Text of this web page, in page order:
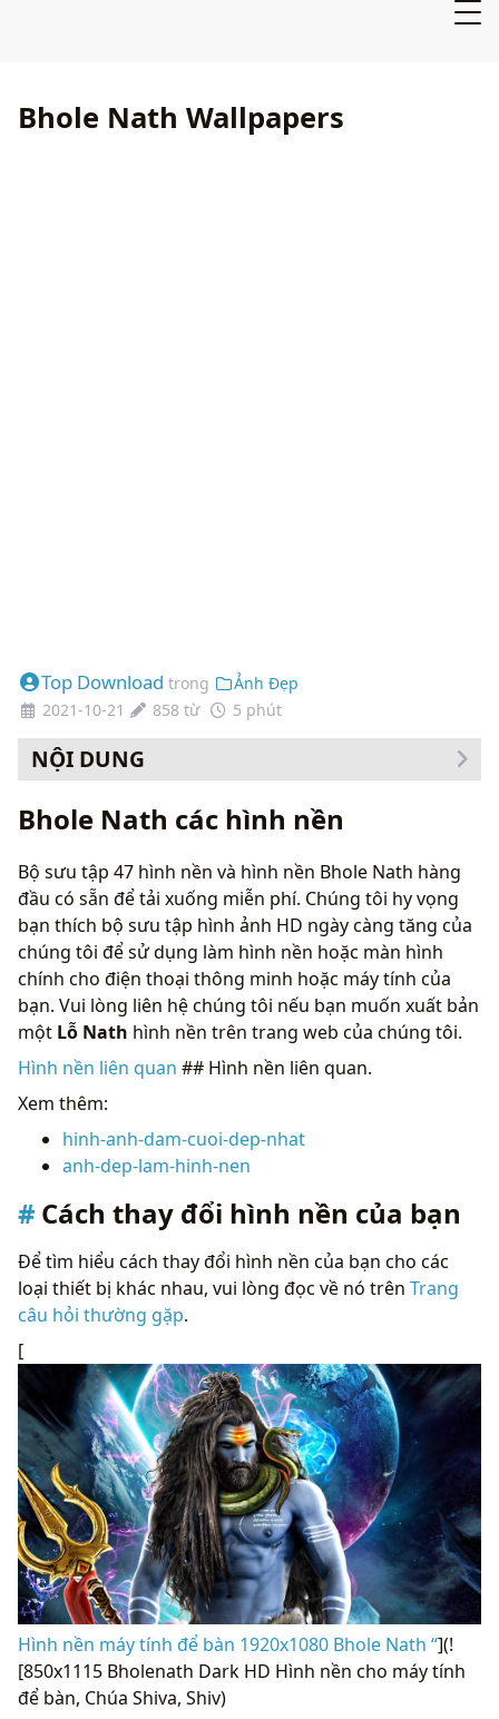
Bhole Nath Wallpapers
Top Download trong
Ảnh Đẹp
2021-10-21
858 từ 5 phút
NỘI DUNG
Bhole Nath các hình nền
Bộ sưu tập 47 hình nền và hình nền Bhole Nath hàng
đầu có sẵn để tải xuống miễn phí. Chúng tôi hy vọng
bạn thích bộ sưu tập hình ảnh HD ngày càng tăng của
chúng tôi để sử dụng làm hình nền hoặc màn hình
chính cho điện thoại thông minh hoặc máy tính của
bạn. Vui lòng liên hệ chúng tôi nếu bạn muốn xuất bản
một Lỗ Nath hình nền trên trang web của chúng tôi.
Hình nền liên quan ## Hình nền liên quan.
Xem thêm:
hinh-anh-dam-cuoi-dep-nhat
anh-dep-lam-hinh-nen
Cách thay đổi hình nền của bạn
Để tìm hiểu cách thay đổi hình nền của bạn cho các
loại thiết bị khác nhau, vui lòng đọc về nó trên Trang
câu hỏi thường gặp.
[
Hình nền máy tính để bàn 1920x1080 Bhole Nath “](!
[850x1115 Bholenath Dark HD Hình nền cho máy tính
để bàn, Chúa Shiva, Shiv)